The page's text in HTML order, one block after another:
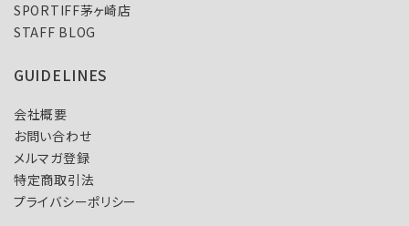
SPORTIFF茅ヶ崎店
STAFF BLOG
GUIDELINES
会社概要
お問い合わせ
メルマガ登録
特定商取引法
プライバシーポリシー